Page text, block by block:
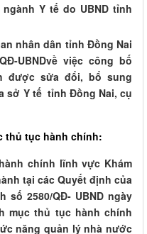
Y tế do UBND tỉnh
nhân dân tỉnh Đồng Nai
UBNDvề việc công bố
được sửa đổi, bổ sung
sở Y tế tỉnh Đồng Nai, cụ
thủ tục hành chính:
chính lĩnh vực Khám
tại các Quyết định của
số 2580/QĐ- UBND ngày
mục thủ tục hành chính
năng quản lý nhà nước